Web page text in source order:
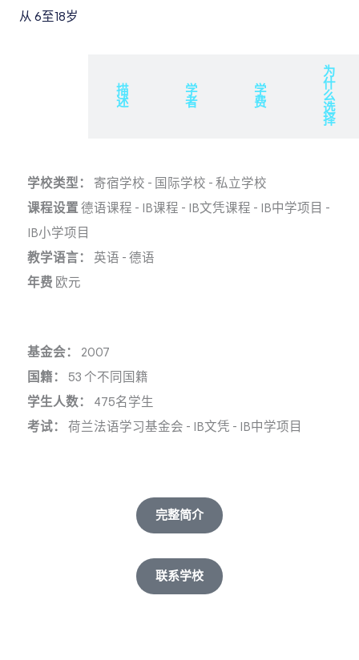
从 6 至18岁
描
述
学
者
学
费
为
什
么
选
择
学校类型： 寄宿学校 - 国际学校 - 私立学校
课程设置 德语课程 - IB课程 - IB文凭课程 - IB中学项目 -
IB小学项目
教学语言： 英语 - 德语
年费 欧元
基金会： 2007
国籍： 53 个不同国籍
学生人数： 475名学生
考试： 荷兰法语学习基金会 - IB文凭 - IB中学项目
完整简介
联系学校